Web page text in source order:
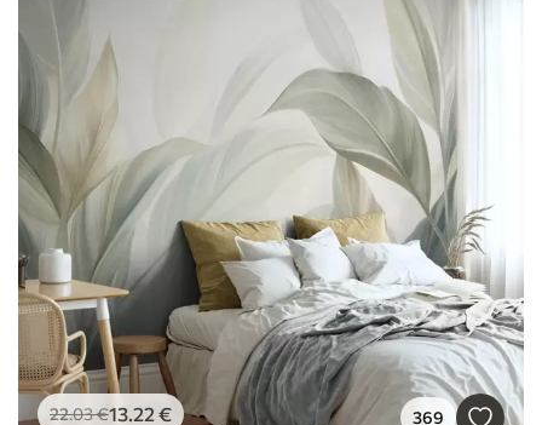
22.03€13.22 € 369